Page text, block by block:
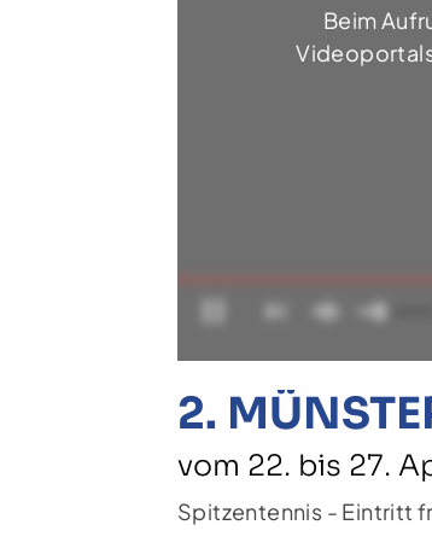
Beim
2.
vom 22. bis 27.
Spitzentennis - Eintritt